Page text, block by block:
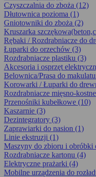
Czyszczalnia do zboża (12)
Dłutownica pozioma (1)
Gniotowniki do zboża (2)
Kruszarka
Rębaki / Rozdrabniacze do
Łuparki do orzechów (3)
Rozdrabniacze plastiku (3)
Akcesoria i osprzęt
Belownica/Prasa do
Korowarki / Łuparki do
Rozdrabniacze mięsno-
Przenośniki kubełkowe (10)
Kaszarnie (3)
Dezintegra­tory (3)
Zaprawiarki do nasion (1)
Linie ekstruzji (1)
Maszyny do zbioru i obróbki
Rozdrabniacze kartonu (4)
Elektryczne prażarki (4)
Mobilne urządzenia do